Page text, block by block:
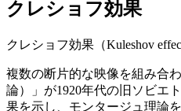
クレショフ効果
クレショフ効果（Kuleshov
複数の断片的な映像を組み合
論）」が1920年代の旧ソビエ
果を示し、モンタージュ理論を